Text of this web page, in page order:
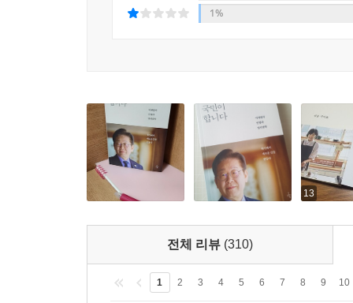
―먹사니즘과 잘사니즘
기후위기를 산업전환의 기회로
‘두툼한 매트리스’ 왜 기본사회인가
골목상권을 살리려면
나도 한때는 개미였다, 주식시장의 해법
어떤 대통령이 필요한가
김대중 대통령의 말씀을 가슴에 새기고
나의 한 표가 중요한 이유
1%
13
전체 리뷰 (310)
1 2 3 4 5 6 7 8 9 10